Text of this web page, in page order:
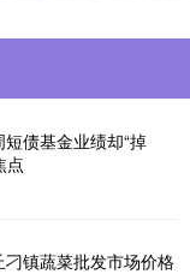
债基金业绩却“掉
点
镇蔬菜批发市场价格